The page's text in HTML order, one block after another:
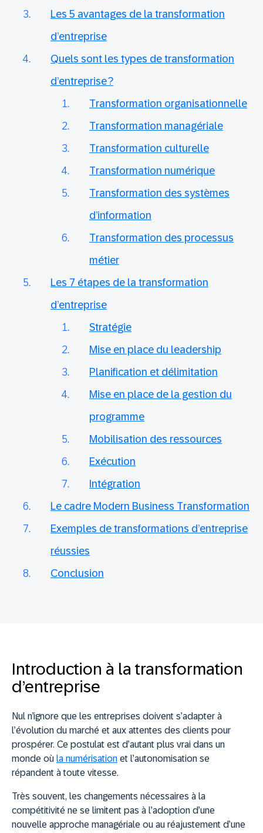
Les 5 avantages de la transformation
d’entreprise
Quels sont les types de transformation
d’entreprise ?
Transformation organisationnelle
Transformation managériale
Transformation culturelle
Transformation numérique
Transformation des systèmes
d’information
Transformation des processus
métier
Les 7 étapes de la transformation
d’entreprise
Stratégie
Mise en place du leadership
Planification et délimitation
Mise en place de la gestion du
programme
Mobilisation des ressources
Exécution
Intégration
Le cadre Modern Business Transformation
Exemples de transformations d’entreprise
réussies
Conclusion
Introduction à la transformation
d’entreprise
Nul n’ignore que les entreprises doivent s’adapter à
l’évolution du marché et aux attentes des clients pour
prospérer. Ce postulat est d’autant plus vrai dans un
monde où la numérisation et l’autonomisation se
répandent à toute vitesse.
Très souvent, les changements nécessaires à la
compétitivité ne se limitent pas à l’adoption d’une
nouvelle approche managériale ou au réajustement d’une